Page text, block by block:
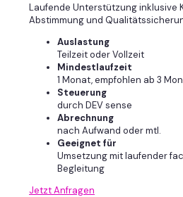
Laufende Unterstützung inklusive
Abstimmung und
Auslastung
Teilzeit oder Vollzeit
Mindestlaufzeit
1 Monat, empfohlen ab 3
Steuerung
durch DEV sense
Abrechnung
nach Aufwand oder mtl.
Geeignet für
Umsetzung mit laufender
Begleitung
Jetzt Anfragen